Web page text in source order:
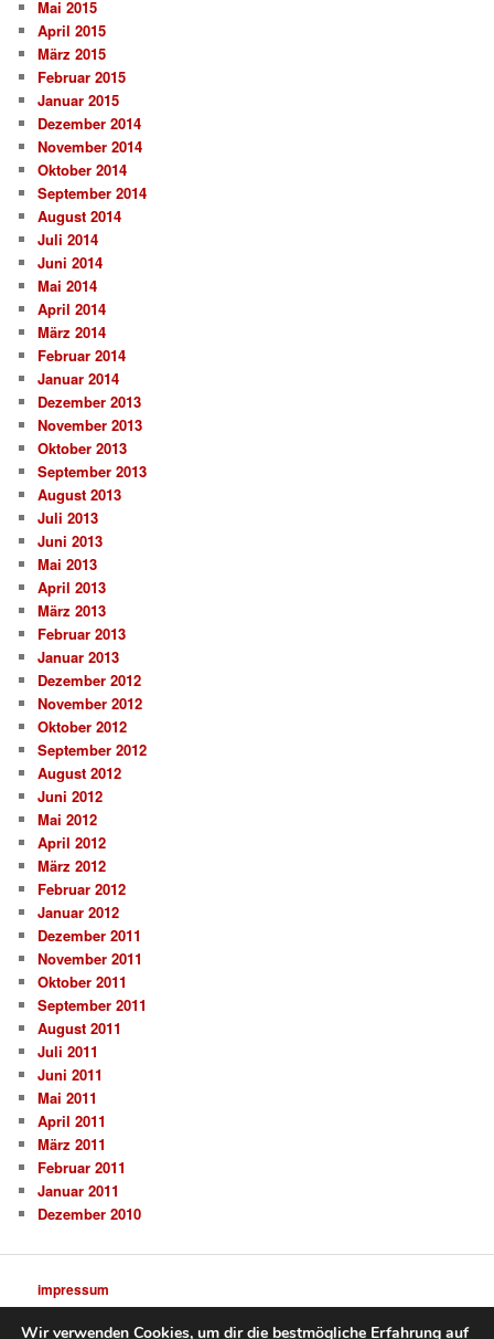
Mai 2015
April 2015
März 2015
Februar 2015
Januar 2015
Dezember 2014
November 2014
Oktober 2014
September 2014
August 2014
Juli 2014
Juni 2014
Mai 2014
April 2014
März 2014
Februar 2014
Januar 2014
Dezember 2013
November 2013
Oktober 2013
September 2013
August 2013
Juli 2013
Juni 2013
Mai 2013
April 2013
März 2013
Februar 2013
Januar 2013
Dezember 2012
November 2012
Oktober 2012
September 2012
August 2012
Juni 2012
Mai 2012
April 2012
März 2012
Februar 2012
Januar 2012
Dezember 2011
November 2011
Oktober 2011
September 2011
August 2011
Juli 2011
Juni 2011
Mai 2011
April 2011
März 2011
Februar 2011
Januar 2011
Dezember 2010
impressum
Wir verwenden Cookies, um dir die bestmögliche Erfahrung auf